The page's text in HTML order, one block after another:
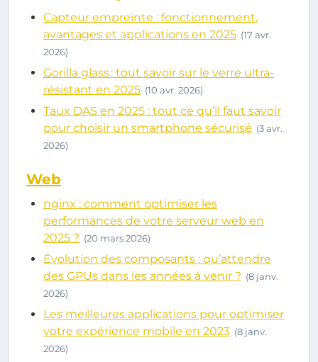
Capteur empreinte : fonctionnement,
avantages et applications en 2025 (17 avr.
2026)
Gorilla glass : tout savoir sur le verre ultra-
résistant en 2025 (10 avr. 2026)
Taux DAS en 2025 : tout ce qu’il faut savoir
pour choisir un smartphone sécurisé (3 avr.
2026)
Web
nginx : comment optimiser les
performances de votre serveur web en
2025 ? (20 mars 2026)
Évolution des composants : qu’attendre
des GPUs dans les années à venir ? (8 janv.
2026)
Les meilleures applications pour optimiser
votre expérience mobile en 2023 (8 janv.
2026)